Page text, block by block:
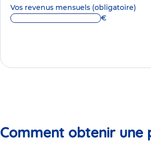
Vos revenus mensuels (obligatoire)
€
Comment obtenir une